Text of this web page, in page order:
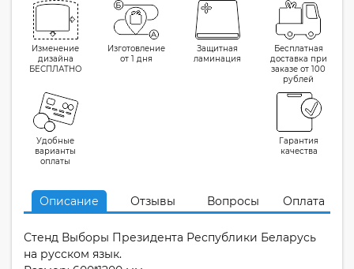
Изменение
дизайна
БЕСПЛАТНО
Изготовление
от 1 дня
Защитная
ламинация
Бесплатная
доставка при
заказе от 100
рублей
Удобные
варианты
оплаты
Гарантия
качества
Описание Отзывы Вопросы Оплата
Стенд Выборы Президента Республики Беларусь
на русском язык.